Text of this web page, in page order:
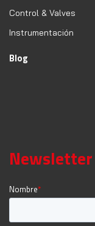
Control & Valves
Instrumentación
Blog